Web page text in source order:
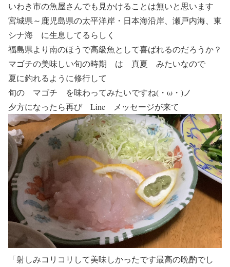
いわき市の魚屋さんでも見かけることは無いと思います
宮城県～鹿児島県の太平洋岸・日本海沿岸、瀬戸内海、東
シナ海 に生息してるらしく
福島県より南のほうで高級魚として喜ばれるのだろうか？
マゴチの美味しい旬の時期 は 真夏 みたいなので
夏に釣れるように修行して
旬の マゴチ を味わってみたいですね(・ω・)ノ
夕方になったら再び Line メッセージが来て
「射しみコリコリして美味しかったです最高の晩酌でし